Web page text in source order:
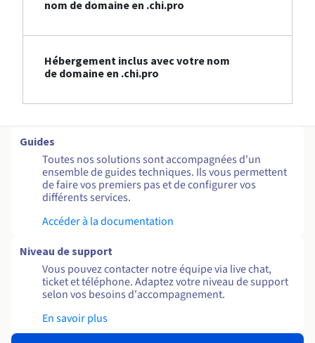
nom de domaine en .chi.pro
Hébergement inclus avec votre nom
de domaine en .chi.pro
Guides
Toutes nos solutions sont accompagnées d'un
ensemble de guides techniques. Ils vous permettent
de faire vos premiers pas et de configurer vos
différents services.
Accéder à la documentation
Niveau de support
Vous pouvez contacter notre équipe via live chat,
ticket et téléphone. Adaptez votre niveau de support
selon vos besoins d'accompagnement.
En savoir plus